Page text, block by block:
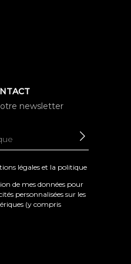
newsletter
légaleset la politique
de mes données pour
personnalisées sur les
(y compris